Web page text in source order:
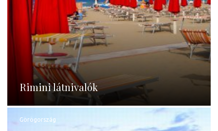
Rimini látnivalók
Görögország